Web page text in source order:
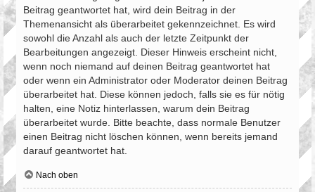
Beitrag geantwortet hat, wird dein Beitrag in der
Themenansicht als überarbeitet gekennzeichnet. Es wird
sowohl die Anzahl als auch der letzte Zeitpunkt der
Bearbeitungen angezeigt. Dieser Hinweis erscheint nicht,
wenn noch niemand auf deinen Beitrag geantwortet hat
oder wenn ein Administrator oder Moderator deinen Beitrag
überarbeitet hat. Diese können jedoch, falls sie es für nötig
halten, eine Notiz hinterlassen, warum dein Beitrag
überarbeitet wurde. Bitte beachte, dass normale Benutzer
einen Beitrag nicht löschen können, wenn bereits jemand
darauf geantwortet hat.
Nach oben